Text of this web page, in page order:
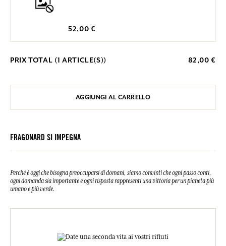
52,00 €
PRIX TOTAL (1 ARTICLE(S)) 82,00 €
AGGIUNGI AL CARRELLO
FRAGONARD SI IMPEGNA
Perché è oggi che bisogna preoccuparsi di domani, siamo convinti che ogni passo conti,
ogni domanda sia importante e ogni risposta rappresenti una vittoria per un pianeta più
umano e più verde.